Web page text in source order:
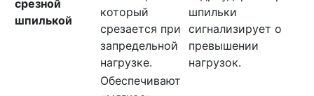
срезной
шпилькой
который
срезается при
запредельной
нагрузке.
шпильки
сигнализирует о
превышении
нагрузок.
Обеспечивают